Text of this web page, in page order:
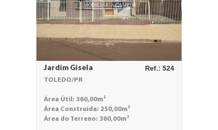
Jardim Gisela Ref.: 524
TOLEDO/PR
Área Útil: 360,00m²
Área Construída: 250,00m²
Área do Terreno: 360,00m²